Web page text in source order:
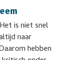
is niet snel
naar
hebben